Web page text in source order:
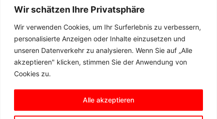
Wir schätzen Ihre Privatsphäre
Wir verwenden Cookies, um Ihr Surferlebnis zu verbessern,
personalisierte Anzeigen oder Inhalte einzusetzen und
unseren Datenverkehr zu analysieren. Wenn Sie auf „Alle
akzeptieren" klicken, stimmen Sie der Anwendung von
Cookies zu.
Alle akzeptieren
Downloads
Digitales
Prüfungen
Schul- und Hausordnung
Terminkalender
Schulwegeplan
© 2025 Matern Feuerbacher Realschule, Großbottwar